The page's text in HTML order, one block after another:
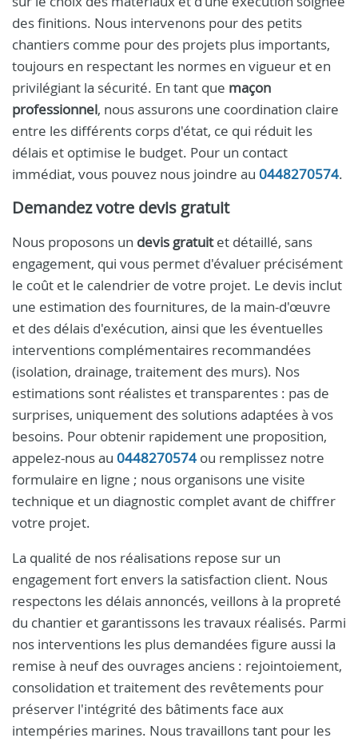
des finitions. Nous intervenons pour des petits
chantiers comme pour des projets plus importants,
toujours en respectant les normes en vigueur et en
privilégiant la sécurité. En tant que maçon
professionnel, nous assurons une coordination claire
entre les différents corps d'état, ce qui réduit les
délais et optimise le budget. Pour un contact
immédiat, vous pouvez nous joindre au 0448270574.
Demandez votre devis gratuit
Nous proposons un devis gratuitet détaillé, sans
engagement, qui vous permet d'évaluer précisément
le coût et le calendrier de votre projet. Le devis inclut
une estimation des fournitures, de la main-d'œuvre
et des délais d'exécution, ainsi que les éventuelles
interventions complémentaires recommandées
(isolation, drainage, traitement des murs). Nos
estimations sont réalistes et transparentes : pas de
surprises, uniquement des solutions adaptées à vos
besoins. Pour obtenir rapidement une proposition,
appelez-nous au 0448270574 ou remplissez notre
formulaire en ligne ; nous organisons une visite
technique et un diagnostic complet avant de chiffrer
votre projet.
La qualité de nos réalisations repose sur un
engagement fort envers la satisfaction client. Nous
respectons les délais annoncés, veillons à la propreté
du chantier et garantissons les travaux réalisés. Parmi
nos interventions les plus demandées figure aussi la
remise à neuf des ouvrages anciens : rejointoiement,
consolidation et traitement des revêtements pour
préserver l'intégrité des bâtiments face aux
intempéries marines. Nous travaillons tant pour les